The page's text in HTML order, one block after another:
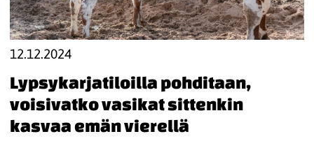
12.12.2024
Lypsykarjatiloilla pohditaan,
voisivatko vasikat sittenkin
kasvaa emän vierellä